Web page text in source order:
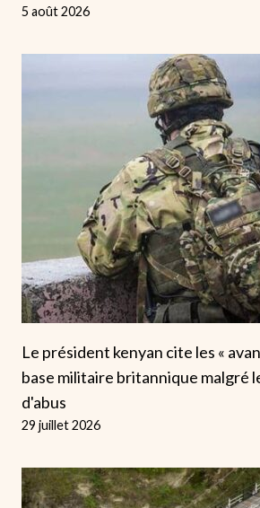
5 août 2026
Le président kenyan cite les «
base militaire britannique malgré
d'abus
29 juillet 2026